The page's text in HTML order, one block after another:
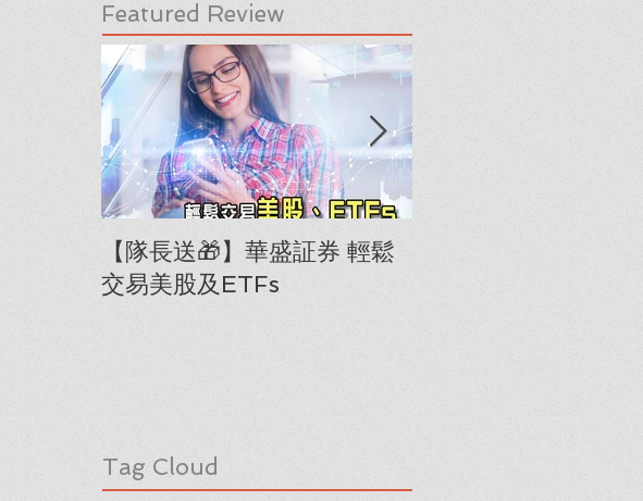
Featured Review
【隊長送🎁】華盛証券 輕鬆
交易美股及ETFs
Tag Cloud